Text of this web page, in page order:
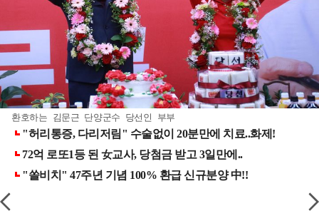
환호하는 김문근 단양군수 당선인 부부